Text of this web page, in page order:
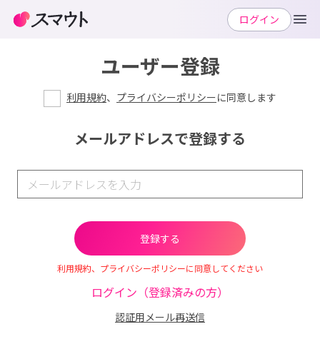
ユーザー登録
利用規約、 プライバシーポリシーに同意します
メールアドレスで登録する
利用規約、プライバシーポリシーに同意してください
ログイン（登録済みの方）
認証用メール再送信
ログイン